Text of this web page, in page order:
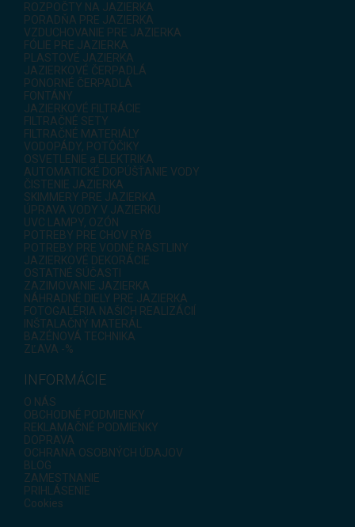
ROZPOČTY NA JAZIERKA
PORADŇA PRE JAZIERKA
VZDUCHOVANIE PRE JAZIERKA
FÓLIE PRE JAZIERKA
PLASTOVÉ JAZIERKA
JAZIERKOVÉ ČERPADLÁ
PONORNÉ ČERPADLÁ
FONTÁNY
JAZIERKOVÉ FILTRÁCIE
FILTRAČNÉ SETY
FILTRAČNÉ MATERIÁLY
VODOPÁDY, POTÔČIKY
OSVETLENIE a ELEKTRIKA
AUTOMATICKÉ DOPÚŠŤANIE VODY
ČISTENIE JAZIERKA
SKIMMERY PRE JAZIERKA
ÚPRAVA VODY V JAZIERKU
UVC LAMPY, OZÓN
POTREBY PRE CHOV RÝB
POTREBY PRE VODNÉ RASTLINY
JAZIERKOVÉ DEKORÁCIE
OSTATNÉ SÚČASTI
ZAZIMOVANIE JAZIERKA
NÁHRADNÉ DIELY PRE JAZIERKA
FOTOGALÉRIA NAŠICH REALIZÁCIÍ
INŠTALAČNÝ MATERÁL
BAZÉNOVÁ TECHNIKA
ZĽAVA -%
INFORMÁCIE
O NÁS
OBCHODNÉ PODMIENKY
REKLAMAČNÉ PODMIENKY
DOPRAVA
OCHRANA OSOBNÝCH ÚDAJOV
BLOG
ZAMESTNANIE
PRIHLÁSENIE
Cookies